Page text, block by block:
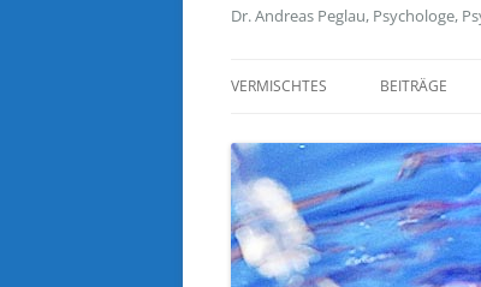
Dr. Andreas Peglau, Psychologe,
VERMISCHTES BEITRÄGE